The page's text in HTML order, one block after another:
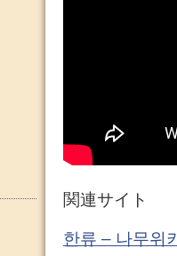
関連サイト
한류 – 나무위